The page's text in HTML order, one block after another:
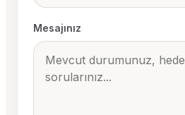
Mesajınız